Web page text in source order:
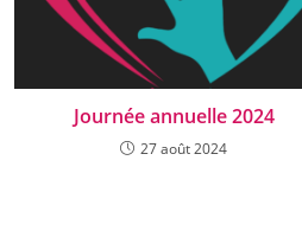
Journée annuelle 2024
27 août 2024